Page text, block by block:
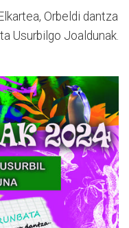
Orbeldi dantza
Usurbilgo Joaldunak.